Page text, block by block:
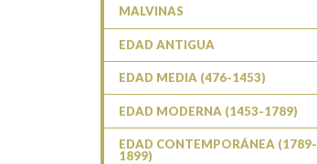
MALVINAS
EDAD ANTIGUA
EDAD MEDIA (476-1453)
EDAD MODERNA (1453-1789)
EDAD CONTEMPORÁNEA (1789-
1899)